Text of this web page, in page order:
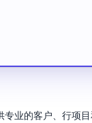
业的客户、行项